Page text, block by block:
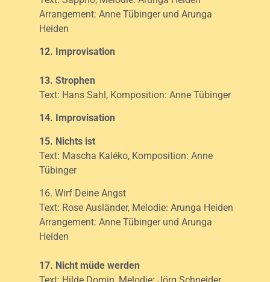
Arrangement: Anne Tübinger und Arunga
Heiden
12. Improvisation
13. Strophen
Text: Hans Sahl, Komposition: Anne Tübinger
14. Improvisation
15. Nichts ist
Text: Mascha Kaléko, Komposition: Anne
Tübinger
16. Wirf Deine Angst
Text: Rose Ausländer, Melodie: Arunga Heiden
Arrangement: Anne Tübinger und Arunga
Heiden
17. Nicht müde werden